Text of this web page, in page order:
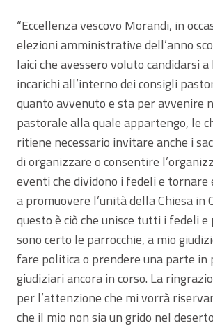
“Eccellenza vescovo Morandi, in
elezioni amministrative dell’anno
laici che avessero voluto candidarsi
incarichi all’interno dei consigli
quanto avvenuto e sta per avvenire
pastorale alla quale appartengo, le
ritiene necessario invitare anche i
di organizzare o consentire
eventi che dividono i fedeli e tornare
a promuovere l’unità della Chiesa in
questo è ciò che unisce tutti i fedeli e
sono certo le parrocchie, a mio
fare politica o prendere una parte in
giudiziari ancora in corso. La
per l’attenzione che mi vorrà
che il mio non sia un grido nel